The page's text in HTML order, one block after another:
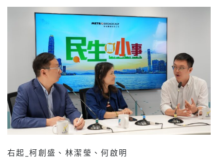
右起_柯創盛、林潔瑩、何啟明